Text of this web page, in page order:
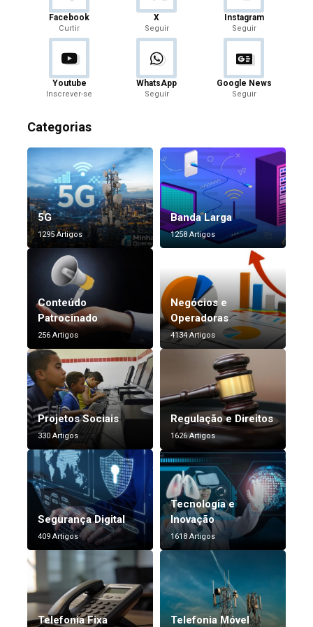
Facebook
Curtir
X
Seguir
Instagram
Seguir
Youtube
Inscrever-se
WhatsApp
Seguir
Google News
Seguir
Categorias
5G
1295 Artigos
Banda Larga
1258 Artigos
Conteúdo
Patrocinado
256 Artigos
Negócios e
Operadoras
4134 Artigos
Projetos Sociais
330 Artigos
Regulação e Direitos
1626 Artigos
Segurança Digital
409 Artigos
Tecnologia e
Inovação
1618 Artigos
Telefonia Fixa Telefonia Móvel